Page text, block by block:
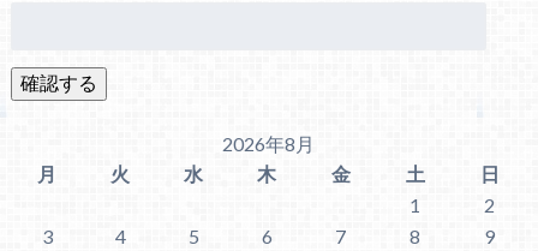
2026年8月
月
火 水 木 金 土
日
1
2
3
4 5 6 7 8
9